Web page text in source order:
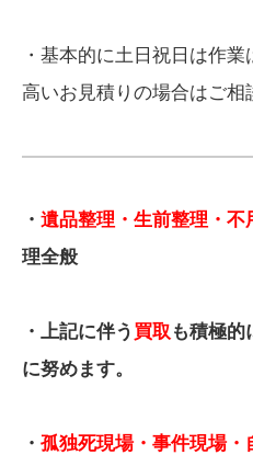
・基本的に土日祝日は作
高いお見積りの場合はご相
・ 遺品整理・生前整理・不
理全般
・上記に伴う 買取 も積極的
に努めます。
・ 孤独死現場・事件現場・